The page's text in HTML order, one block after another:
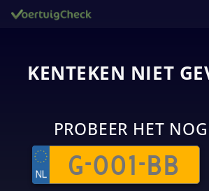
KENTEKEN NIET
PROBEER HET